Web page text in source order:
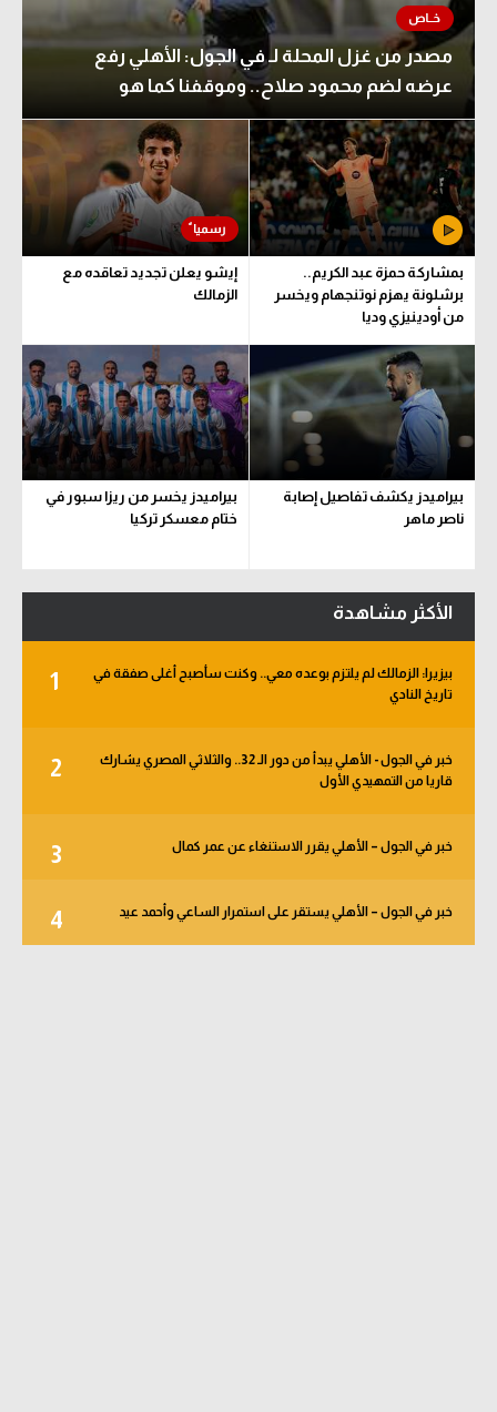
مصدر من غزل المحلة لـ في الجول: الأهلي رفع
عرضه لضم محمود صلاح.. وموقفنا كما هو
بمشاركة حمزة عبد الكريم..
برشلونة يهزم نوتنجهام ويخسر
من أودينيزي وديا
إيشو يعلن تجديد تعاقده مع
الزمالك
بيراميدز يكشف تفاصيل إصابة
ناصر ماهر
بيراميدز يخسر من ريزا سبور في
ختام معسكر تركيا
الأكثر مشاهدة
1
بيزيرا: الزمالك لم يلتزم بوعده معي.. وكنت سأصبح أغلى صفقة في
تاريخ النادي
2
خبر في الجول - الأهلي يبدأ من دور الـ 32.. والثلاثي المصري يشارك
قاريا من التمهيدي الأول
3 خبر في الجول – الأهلي يقرر الاستنغاء عن عمر كمال
4 خبر في الجول – الأهلي يستقر على استمرار الساعي وأحمد عيد